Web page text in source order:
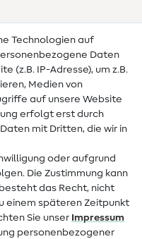
Technologien auf
Daten
(z.B. IP-Adresse), um z.B.
Medien von
auf unsere Website
erfolgt erst durch
mit Dritten, die wir in
oder aufgrund
Die Zustimmung kann
das Recht, nicht
einem späteren Zeitpunkt
Sie unser Impressum
personenbezogener